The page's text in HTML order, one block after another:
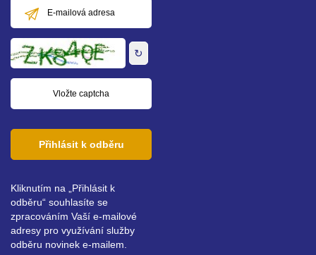
mailová
adresa
↻
Přihlásit k odběru
Kliknutím na „Přihlásit k
odběru“ souhlasíte se
zpracováním Vaší e-mailové
adresy pro využívání služby
odběru novinek e-mailem.